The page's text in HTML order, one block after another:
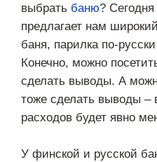
выбрать баню?
предлагает нам
баня, парилка по-
Конечно, можно
сделать выводы. А
тоже сделать выводы –
расходов будет явно
У финской и русской